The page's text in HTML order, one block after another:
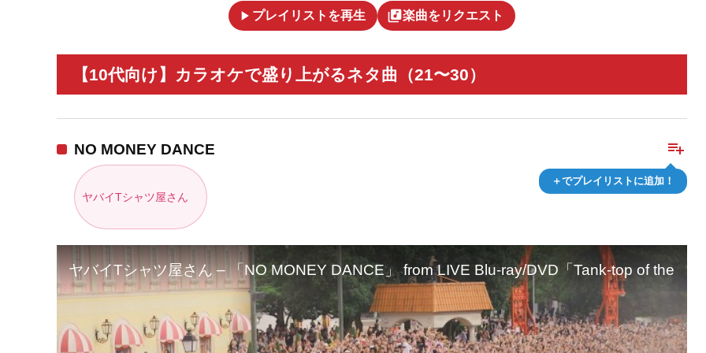
play_arrow プレイリストを再生 library_music楽曲をリクエスト
【10代向け】カラオケで盛り上がるネタ曲（21〜30）
playlist_add
＋でプレイリストに追加！
NO MONEY DANCE
ヤバイTシャツ屋さん
ヤバイTシャツ屋さん – 「NO MONEY DANCE」 from LIVE Blu-ray/DVD「Tank-top of the